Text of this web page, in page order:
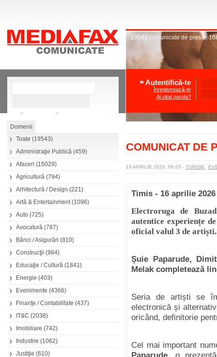
Căutare avansată
Toate (19543)
Administraţie Publică (459)
Afaceri (15029)
Agricultură (794)
Arhitectură / Design (221)
Artă & Entertainment(1096)
Auto (725)
Avocatură (787)
Bănci / Asigurări (810)
Construcţii (984)
Educaţie / Cultură (1841)
Energie (403)
Evenimente (4366)
Finanţe / Contabilitate (437)
IT&C (2038)
Imobiliare (742)
Industrie (1062)
Justiţie (610)
19543 comunicate de presă,
Autentifică-te
Înregistrează-te
Ai uitat parola?
COMUNICAT DE
16 APRILIE 2026, 06.05 - TURISM
Timis - 16 aprilie 2026
Electroruga de
autentice experiențe
oficial valul 3 de artiști.
Șuie Paparude,
Melak completează
Seria de artiști se
electronică și
oricând, definitorie
Cel mai important